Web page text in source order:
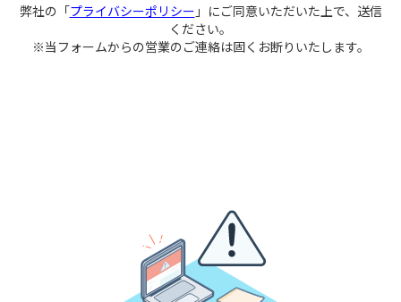
弊社の「プライバシーポリシー 」にご同意いただいた上で、送信
ください。
※当フォームからの営業のご連絡は固くお断りいたします。